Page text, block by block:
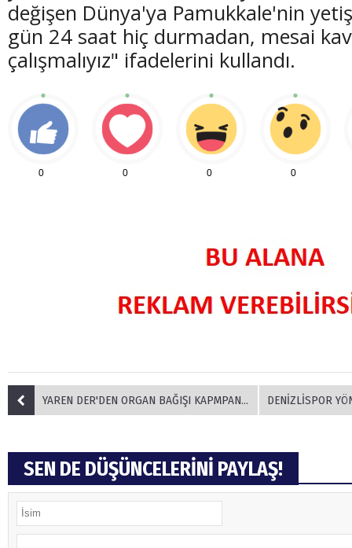
değişen Dünya'ya Pamukkale'nin
gün 24 saat hiç durmadan, mesai
çalışmalıyız" ifadelerini kullandı.
0 0 0 0
YAREN DER'DEN ORGAN BAĞIŞI KAPMPANYASINA DESTEK DENİZLİSPOR
SEN DE DÜŞÜNCELERİNİ PAYLAŞ!